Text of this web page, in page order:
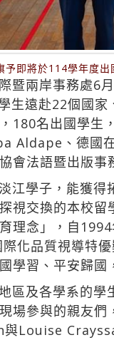
即將於114學年度
暨兩岸事務處6
生遠赴22個國
180名出國學生
Aldape、德國
會法語暨出版
江學子，能獲
視交換的本校
理念」，自
化品質視導特
學習、平安歸
區及各學系的
場參與的親友